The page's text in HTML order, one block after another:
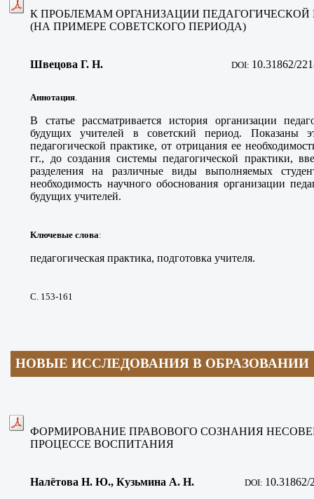
К ПРОБЛЕМАМ ОРГАНИЗАЦИИ ПЕДАГОГИЧЕСКОЙ
(НА ПРИМЕРЕ СОВЕТСКОГО ПЕРИОДА)
Швецова Г. Н. DOI: 10.31862/
Аннотация.
В статье рассматривается история организации
будущих учителей в советский период. Показаны
педагогической практике, от отрицания ее
гг., до создания системы педагогической практики,
разделения на различные виды выполняемых
необходимость научного обоснования организации
будущих учителей.
Ключевые слова:
педагогическая практика, подготовка учителя.
С. 153-161
НОВЫЕ ИССЛЕДОВАНИЯ В ОБРАЗОВАНИИ
ФОРМИРОВАНИЕ ПРАВОВОГО СОЗНАНИЯ
ПРОЦЕССЕ ВОСПИТАНИЯ
Налётова Н. Ю., Кузьмина А. Н. DOI: 10.31862/